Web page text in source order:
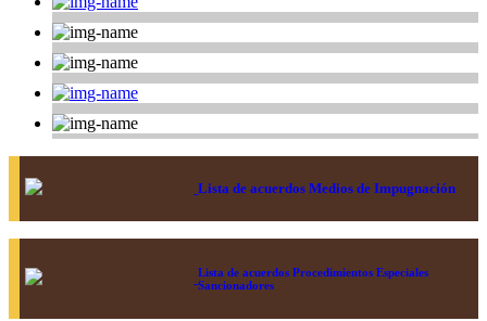
Lista de acuerdos Medios de Impugnación
Lista de acuerdos Procedimientos Especiales
Sancionadores